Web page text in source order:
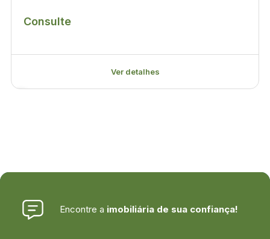
Consulte
Ver detalhes
Encontre a imobiliária de sua confiança!